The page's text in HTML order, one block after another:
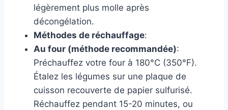
légèrement plus molle après
décongélation.
Méthodes de réchauffage:
Au four (méthode recommandée):
Préchauffez votre four à 180°C (350°F).
Étalez les légumes sur une plaque de
cuisson recouverte de papier sulfurisé.
Réchauffez pendant 15-20 minutes, ou